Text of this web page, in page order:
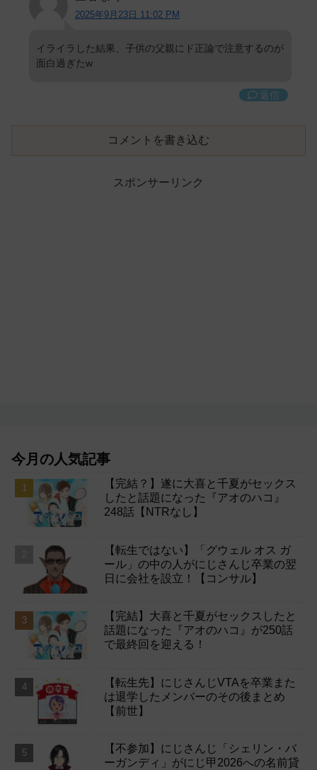
2025年9月23日 11:02 PM
イライラした結果、子供の父親にド正論で注意するのが
面白過ぎたw
返信
コメントを書き込む
スポンサーリンク
今月の人気記事
【完結？】遂に大喜と千夏がセックス
したと話題になった『アオのハコ』
248話【NTRなし】
【転生ではない】「グウェル オス ガ
ール」の中の人がにじさんじ卒業の翌
日に会社を設立！【コンサル】
【完結】大喜と千夏がセックスしたと
話題になった『アオのハコ』が250話
で最終回を迎える！
【転生先】にじさんじVTAを卒業また
は退学したメンバーのその後まとめ
【前世】
【不参加】にじさんじ「シェリン・バ
ーガンディ」がにじ甲2026への名前貸